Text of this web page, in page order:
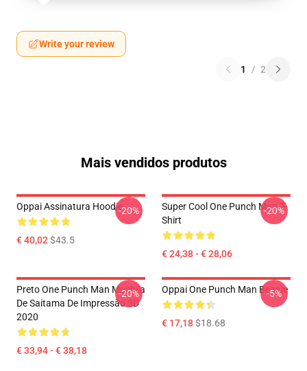
Write your review
1 / 2
Mais vendidos produtos
Oppai Assinatura Hoodie
€ 40,02$43.5
-20%
Super Cool One Punch Man T-
Shirt
€ 24,38 - € 28,06
-20%
Preto One Punch Man Mochila
De Saitama De Impressão 3D
2020
€ 33,94 - € 38,18
-20% Oppai One Punch Man Beanie
€ 17,18$18.68
-5%